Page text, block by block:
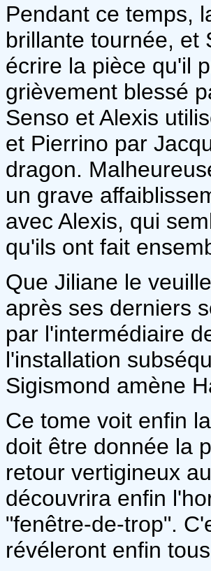
Pendant ce temps,
brillante tournée, et
écrire la pièce qu'il
grièvement blessé
Senso et Alexis
et Pierrino par
dragon.
un grave
avec Alexis, qui
qu'ils ont fait
Que Jiliane le
après ses derniers
par l'intermédiaire
l'installation
Sigismond amène
Ce tome voit enfin
doit être donnée la
retour vertigineux
découvrira enfin
"fenêtre-de-trop".
révéleront enfin